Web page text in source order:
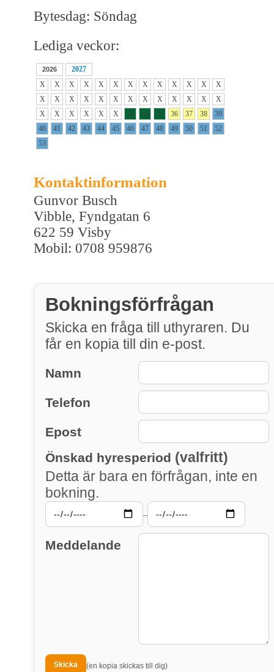
Bytesdag: Söndag
Lediga veckor:
2026
2027
X
X X X X X X X X X X X
X
X
X X X X X X X X X X X
X
X
X X X X X 33 34 35 36 37 38
39
40
41 42 43 44 45 46 47 48 49 50 51
52
53
Kontaktinformation
Gunvor Busch
Vibble, Fyndgatan 6
622 59 Visby
Mobil: 0708 959876
Bokningsförfrågan
Skicka en fråga till uthyraren. Du
får en kopia till din e-post.
Namn
Telefon
Epost
Önskad hyresperiod (valfritt)
Detta är bara en förfrågan, inte en
bokning.
–
Meddelande
(en kopia skickas till dig)